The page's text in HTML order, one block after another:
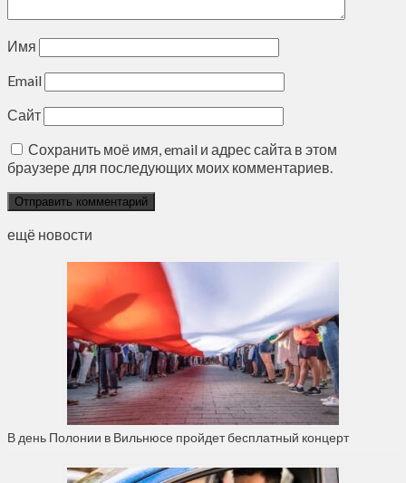
Имя
Email
Сайт
Сохранить моё имя, email и адрес сайта в этом
браузере для последующих моих комментариев.
ещё новости
В день Полонии в Вильнюсе пройдет бесплатный концерт